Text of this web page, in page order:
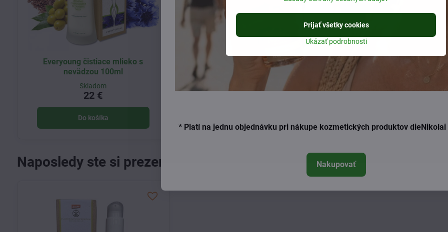
Everyoung čistiace mlieko s
nevädzou 100ml
Skladom
22 €
Do košíka
Everyoung omladzujúce sérum s
ružou a perilou 15ml
Everyoung omladzujúci denný
Naposledy ste si prezerali
Ukázať podrobnosti
Prijať všetky cookies
* Platí na jednu objednávku pri nákupe kozmetických produktov dieNikolai
Nakupovať